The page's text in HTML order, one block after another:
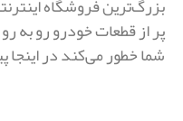
پر از قطعات خودرو رو به
شما خطور می‌کند در اینجا